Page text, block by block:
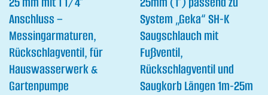
Anschluss –
Messingarmaturen,
Rückschlagventil, für
Hauswasserwerk &
Gartenpumpe
System „Geka“ SH-K
Saugschlauch mit
Fußventil,
Rückschlagventil und
Saugkorb Längen 1m-25m